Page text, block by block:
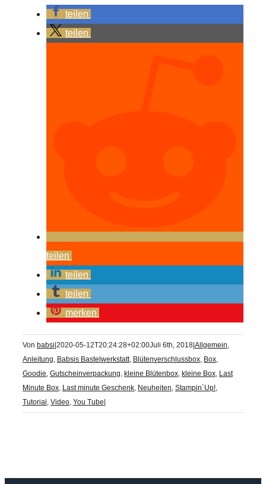
teilen
teilen
teilen
teilen
teilen
merken
Von babsi|2020-05-12T20:24:28+02:00Juli 6th, 2018|Allgemein,
Anleitung, Babsis Bastelwerkstatt, Blütenverschlussbox, Box,
Goodie, Gutscheinverpackung, kleine Blütenbox, kleine Box, Last
Minute Box, Last minute Geschenk, Neuheiten, Stampin´Up!,
Tutorial, Video, You Tube|